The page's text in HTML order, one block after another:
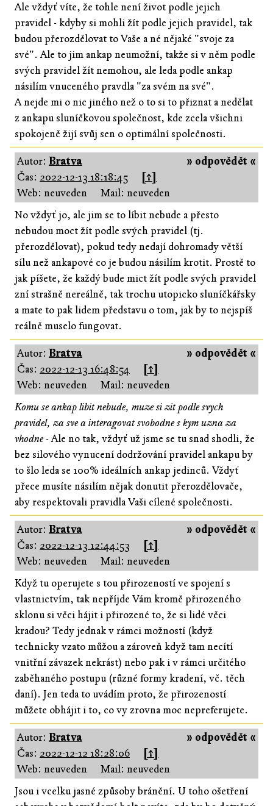
Ale vždyť víte, že tohle není život podle jejich
pravidel - kdyby si mohli žít podle jejich pravidel, tak
budou přerozdělovat to Vaše a né nějaké "svoje za
své". Ale to jim ankap neumožní, takže si v něm podle
svých pravidel žít nemohou, ale leda podle ankap
násilím vnuceného pravdla "za svém na své".
A nejde mi o nic jiného než o to si to přiznat a nedělat
z ankapu sluníčkovou společnost, kde zcela všichni
spokojeně žijí svůj sen o optimální společnosti.
» odpovědět «
Autor: Bratva
Čas: 2022-12-13 18:18:45
[↑]
Web: neuveden
Mail: neuveden
No vždyť jo, ale jim se to líbit nebude a přesto
nebudou moct žít podle svých pravidel (tj.
přerozdělovat), pokud tedy nedají dohromady větší
sílu než ankapové co je budou násilím krotit. Prostě to
jak píšete, že každý bude mict žít podle svých pravidel
zní strašně nereálně, tak trochu utopicko sluníčkářsky
a mate to pak lidem představu o tom, jak by to nejspíš
reálně muselo fungovat.
» odpovědět «
Autor: Bratva
Čas: 2022-12-13 16:48:54
[↑]
Web: neuveden
Mail: neuveden
Komu se ankap libit nebude, muze si zit podle svych
pravidel, za sve a interagovat svobodne s kym uzna za
vhodne- Ale no tak, vždyť už jsme se tu snad shodli, že
bez silového vynucení dodržování pravidel ankapu by
to šlo leda se 100% ideálních ankap jedinců. Vždyť
přece musíte násilím nějak donutit přerozdělovače,
aby respektovali pravidla Vaši cílené společnosti.
» odpovědět «
Autor: Bratva
Čas: 2022-12-13 12:44:53
[↑]
Web: neuveden
Mail: neuveden
Když tu operujete s tou přirozeností ve spojení s
vlastnictvím, tak nepříjde Vám kromě přirozeného
sklonu si věci hájit i přirozené to, že si lidé věci
kradou? Tedy jednak v rámci možností (když
technicky vzato můžou a zároveň když tam necítí
vnitřní závazek nekrást) nebo pak i v rámci určitého
zaběhaného postupu (různé formy kradení, vč. těch
daní). Jen teda to uvádím proto, že přirozeností
můžete obhájit i to, co vy zrovna moc nepreferujete.
» odpovědět «
Autor: Bratva
Čas: 2022-12-12 18:28:06
[↑]
Web: neuveden
Mail: neuveden
Jsou i vcelku jasné způsoby bránění. U toho ošetření